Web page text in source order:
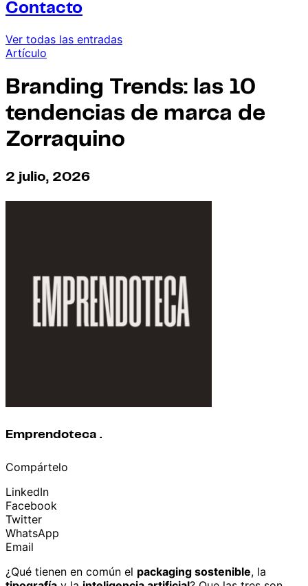
Contacto
Ver todas las entradas
Artículo
Branding Trends: las 10
tendencias de marca de
Zorraquino
2 julio, 2026
Emprendoteca .
Compártelo
LinkedIn
Facebook
Twitter
WhatsApp
Email
¿Qué tienen en común el packaging sostenible, la